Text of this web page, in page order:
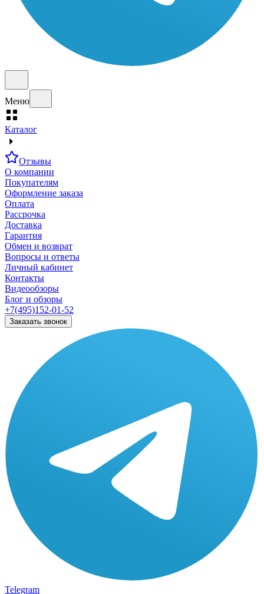
Меню
Каталог
Отзывы
О компании
Покупателям
Оформление заказа
Оплата
Рассрочка
Доставка
Гарантия
Обмен и возврат
Вопросы и ответы
Личный кабинет
Контакты
Видеообзоры
Блог и обзоры
+7(495)152-01-52
Заказать звонок
Telegram